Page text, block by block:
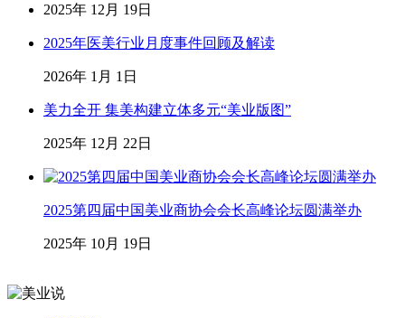
2025年 12月 19日
2025年医美行业月度事件回顾及解读
2026年 1月 1日
美力全开 集美构建立体多元“美业版图”
2025年 12月 22日
2025第四届中国美业商协会会长高峰论坛圆满举办
2025年 10月 19日